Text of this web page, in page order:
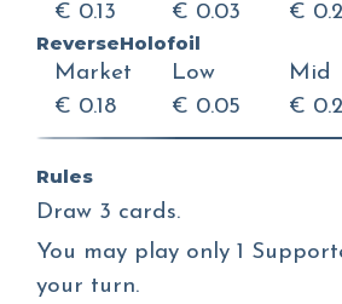
€ 0.13
€ 0.03
€
ReverseHolofoil
Market
€ 0.18
Low
€ 0.05
Mid
€
Rules
Draw 3 cards.
You may play only 1
your turn.